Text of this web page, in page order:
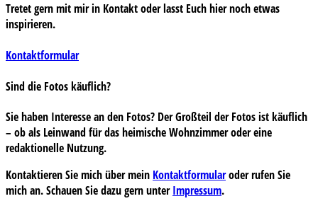
Tretet gern mit mir in Kontakt oder lasst Euch hier noch etwas
inspirieren.
Kontaktformular
Sind die Fotos käuflich?
Sie haben Interesse an den Fotos? Der Großteil der Fotos ist käuflich
– ob als Leinwand für das heimische Wohnzimmer oder eine
redaktionelle Nutzung.
Kontaktieren Sie mich über mein Kontaktformularoder rufen Sie
mich an. Schauen Sie dazu gern unterImpressum.